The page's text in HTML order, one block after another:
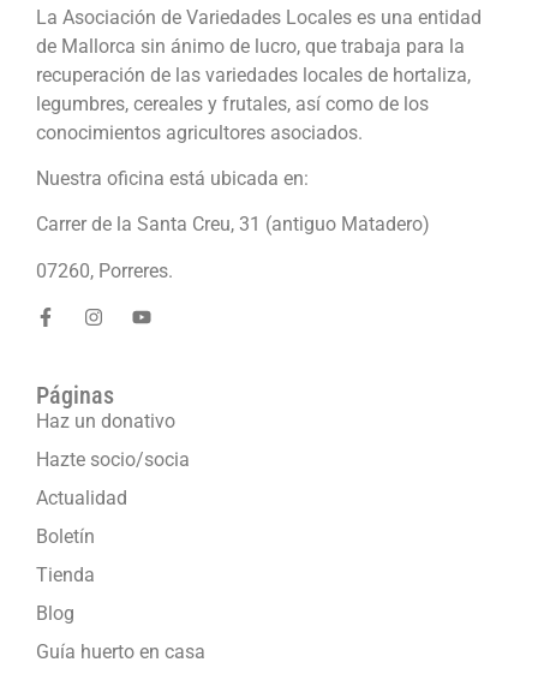
La Asociación de Variedades Locales es una entidad
de Mallorca sin ánimo de lucro, que trabaja para la
recuperación de las variedades locales de hortaliza,
legumbres, cereales y frutales, así como de los
conocimientos agricultores asociados.
Nuestra oficina está ubicada en:
Carrer de la Santa Creu, 31 (antiguo Matadero)
07260, Porreres.
Páginas
Haz un donativo
Hazte socio/socia
Actualidad
Boletín
Tienda
Blog
Guía huerto en casa